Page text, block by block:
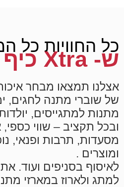
כל החוויות כל
ש- Xtra כיף לקבל
אצלנו תמצאו מבחר
של שוברי מתנה לחגים,
מתנות למתגייסים,
ובכל תקציב – שווי
מסעדות, תרבות ופנאי,
ומוצרים .
לאיסוף בסניפים ועוד.
למתג ולארוז במארזי